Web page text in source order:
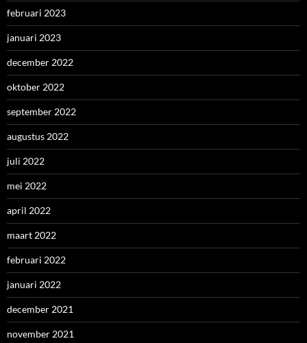
februari 2023
januari 2023
december 2022
oktober 2022
september 2022
augustus 2022
juli 2022
mei 2022
april 2022
maart 2022
februari 2022
januari 2022
december 2021
november 2021